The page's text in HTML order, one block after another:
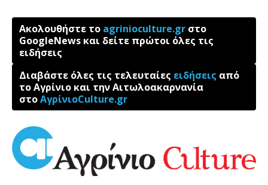
Ακολουθήστε το agrinioculture.gr στο
GoogleNews και δείτε πρώτοι όλες τις
ειδήσεις
Διαβάστε όλες τις τελευταίες ειδήσεις από
το Αγρίνιο και την Αιτωλοακαρνανία
στοΑγρίνιοCulture.gr